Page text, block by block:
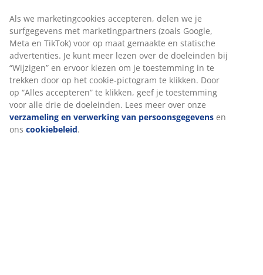
Als we marketingcookies accepteren, delen we je
surfgegevens met marketingpartners (zoals Google,
Meta en TikTok) voor op maat gemaakte en statische
advertenties. Je kunt meer lezen over de doeleinden bij
“Wijzigen” en ervoor kiezen om je toestemming in te
trekken door op het cookie-pictogram te klikken. Door
op “Alles accepteren” te klikken, geef je toestemming
voor alle drie de doeleinden. Lees meer over onze
verzameling en verwerking van persoonsgegevens en
ons cookiebeleid.